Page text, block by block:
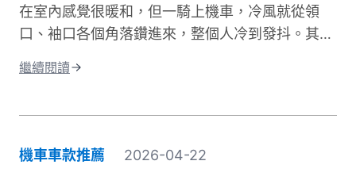
在室內感覺很暖和，但一騎上機車，冷風就從領
口、袖口各個角落鑽進來，整個人冷到發抖。其實
護。台灣氣候的冬季雖然氣溫很少跌破0度，但
擊。當你在冬季騎車時，迎面而來的強風會快速破
壞人體周圍的隔熱空氣層。即使環境溫度有
繼續閱讀
機車車款推薦 2026-04-22